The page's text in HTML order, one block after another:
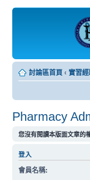
討論區首頁 ‹ 實習經
Pharmacy
您沒有閱讀本版面文章的
登入
會員名稱: